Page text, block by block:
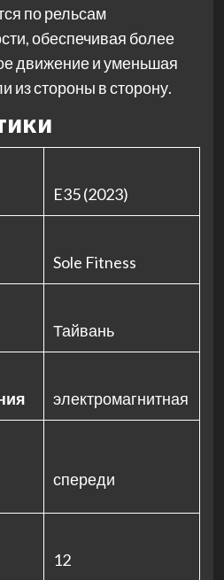
по рельсам
обеспечивая более
движение и уменьшая
из стороны в сторону.
E35 (2023)
Sole Fitness
Тайвань
электромагнитная
спереди
12